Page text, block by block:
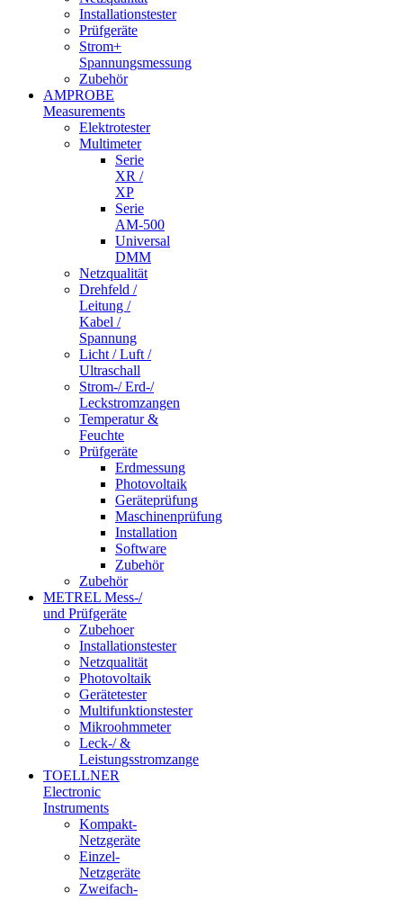
Installationstester
Prüfgeräte
Strom+
Spannungsmessung
Zubehör
AMPROBE
Measurements
Elektrotester
Multimeter
Serie
XR /
XP
Serie
AM-500
Universal
DMM
Netzqualität
Drehfeld /
Leitung /
Kabel /
Spannung
Licht / Luft /
Ultraschall
Strom-/ Erd-/
Leckstromzangen
Temperatur &
Feuchte
Prüfgeräte
Erdmessung
Photovoltaik
Geräteprüfung
Maschinenprüfung
Installation
Software
Zubehör
Zubehör
METREL Mess-/
und Prüfgeräte
Zubehoer
Installationstester
Netzqualität
Photovoltaik
Gerätetester
Multifunktionstester
Mikroohmmeter
Leck-/ &
Leistungsstromzange
TOELLNER
Electronic
Instruments
Kompakt-
Netzgeräte
Einzel-
Netzgeräte
Zweifach-